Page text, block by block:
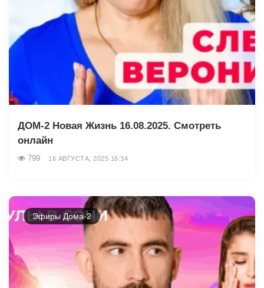
ДОМ-2 Новая Жизнь 16.08.2025. Смотреть
онлайн
799 16 АВГУСТА, 2025 16:34
Эфиры Дома-2